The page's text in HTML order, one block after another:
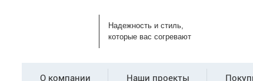
Надежность и стиль,
которые вас согревают
О компании Наши проекты